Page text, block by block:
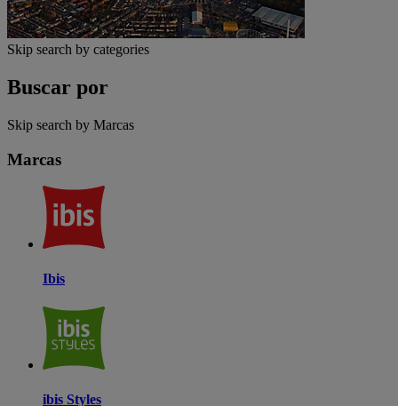
Skip search by categories
Buscar por
Skip search by Marcas
Marcas
Ibis
ibis Styles